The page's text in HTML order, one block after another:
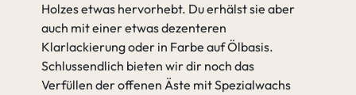
Holzes etwas hervorhebt. Du erhälst sie aber
auch mit einer etwas dezenteren
Klarlackierung oder in Farbe auf Ölbasis.
Schlussendlich bieten wir dir noch das
Verfüllen der offenen Äste mit Spezialwachs